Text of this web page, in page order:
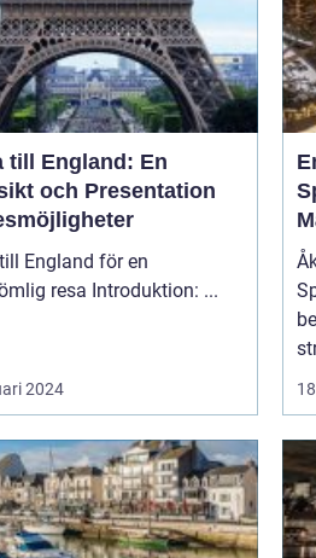
till England: En
och Presentation
England för en
oförglömlig resa Introduktion: ...
2024